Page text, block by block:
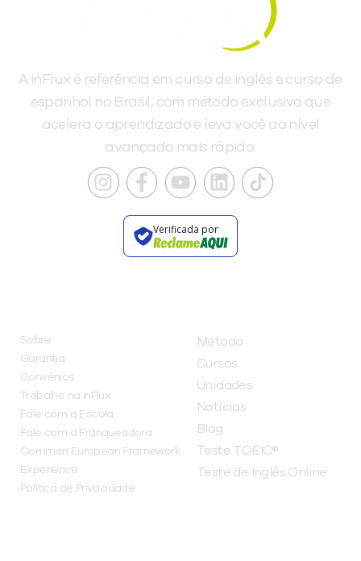
A inFlux é referência em curso de inglês e curso de
espanhol no Brasil, com método exclusivo que
acelera o aprendizado e leva você ao nível
avançado mais rápido.
Verificada por
Sobre
Garantia
Convênios
Trabalhe na inFlux
Fale com a Escola
Fale com a Franqueadora
Common European Framework
Experience
Política de Privacidade
Método
Cursos
Unidades
Notícias
Blog
Teste TOEIC®
Teste de Inglês Online